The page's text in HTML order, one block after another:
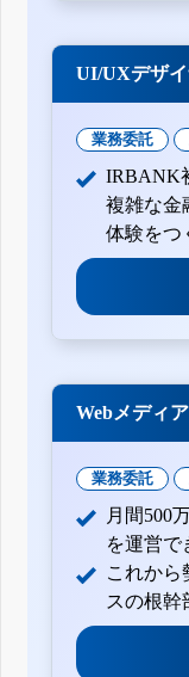
UI/UXデザ
業務委託
IRBANK
複雑な金
体験をつ
Webメディ
業務委託
月間500
を運営で
これから
スの根幹